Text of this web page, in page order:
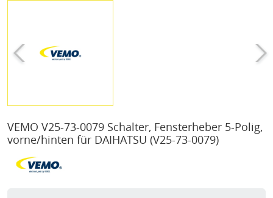
VEMO V25-73-0079 Schalter, Fensterheber 5-Polig,
vorne/hinten für DAIHATSU (V25-73-0079)